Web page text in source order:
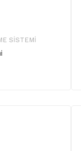
SISTEMI